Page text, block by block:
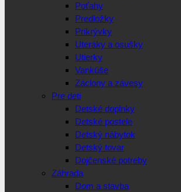
Poťahy
Predložky
Prikrývky
Uteráky a osušky
Utierky
Vankúše
Záclony a závesy
Pre deti
Detské doplnky
Detské postele
Detský nábytok
Detský tovar
Dojčenské potreby
Záhrada
Dom a stavba